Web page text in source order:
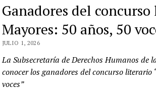
Ganadores del
Mayores: 50 años, 50
JULIO 1, 2026
La Subsecretaría de Derechos Humanos de
conocer los ganadores del concurso literario
voces”